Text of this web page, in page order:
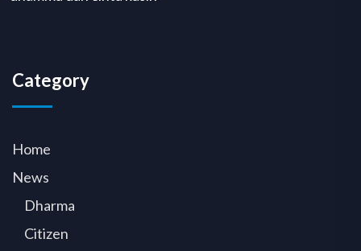
Category
Home
News
Dharma
Citizen